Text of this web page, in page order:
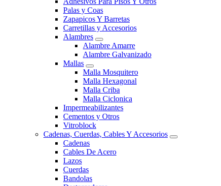
Palas y Coas
Zapapicos Y Barretas
Carretillas y Accesorios
Alambres
Alambre Amarre
Alambre Galvanizado
Mallas
Malla Mosquitero
Malla Hexagonal
Malla Criba
Malla Ciclonica
Impermeabilizantes
Cementos y Otros
Vitroblock
Cadenas, Cuerdas, Cables Y Accesorios
Cadenas
Cables De Acero
Lazos
Cuerdas
Bandolas